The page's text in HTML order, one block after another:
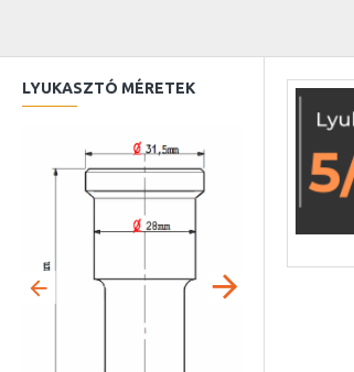
LYUKASZTÓ MÉRETEK